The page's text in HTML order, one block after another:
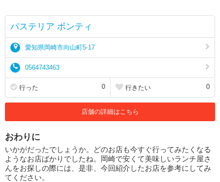
パステリア ボンティ
愛知県岡崎市向山町5-17
0564743463
行った 0 行きたい 0
店舗の詳細はこちら
おわりに
いかがだったでしょうか。どのお店も今すぐ行ってみたくなる
ようなお店ばかりでしたね。岡崎で安くて美味しいランチ屋さ
んをお探しの際には、是非、今回紹介したお店を参考にしてみ
てください。